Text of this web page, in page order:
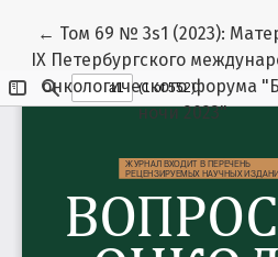
← Вернуться к
Том 69 № 3s1 (2023):
IX Петербургского
онкологического форума
ночи 2023"